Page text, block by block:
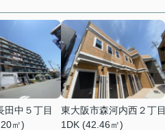
田中５丁目
㎡)
東大阪市森河内西２丁目
1DK (42.46㎡)